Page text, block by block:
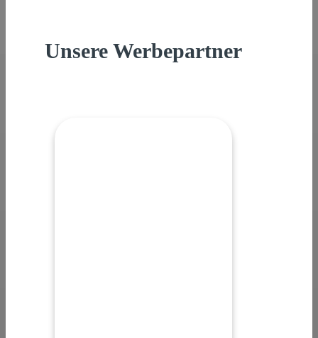
Unsere Werbepartner